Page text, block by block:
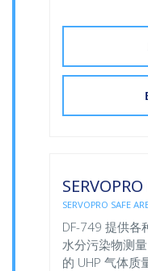
SERVOPRO SAFE
DF-749 提供各
水分污染物测
的 UHP 气体质